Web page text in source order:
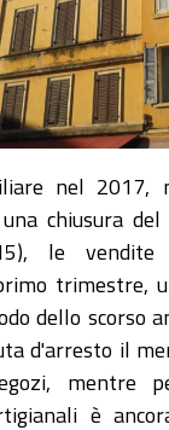
nel 2017,
chiusura
le vendite
trimestre,
dello scorso
d'arresto il
mentre
è